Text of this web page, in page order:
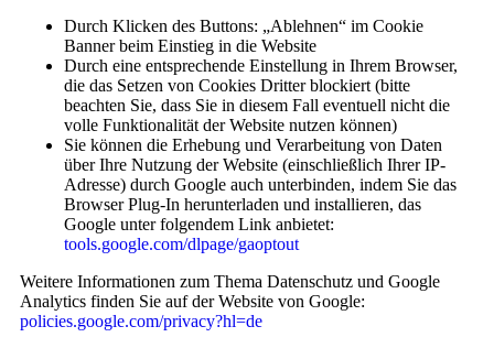
Durch Klicken des Buttons: „Ablehnen“ im Cookie
Banner beim Einstieg in die Website
Durch eine entsprechende Einstellung in Ihrem Browser,
die das Setzen von Cookies Dritter blockiert (bitte
beachten Sie, dass Sie in diesem Fall eventuell nicht die
volle Funktionalität der Website nutzen können)
Sie können die Erhebung und Verarbeitung von Daten
über Ihre Nutzung der Website (einschließlich Ihrer IP-
Adresse) durch Google auch unterbinden, indem Sie das
Browser Plug-In herunterladen und installieren, das
Google unter folgendem Link anbietet:
tools.google.com/dlpage/gaoptout
Weitere Informationen zum Thema Datenschutz und Google
Analytics finden Sie auf der Website von Google:
policies.google.com/privacy?hl=de